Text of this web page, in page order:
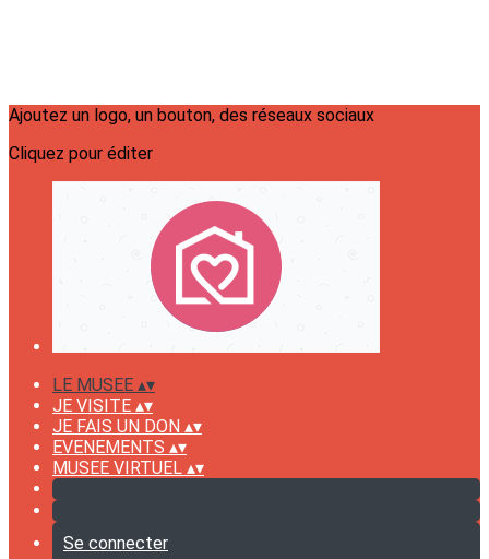
Ajoutez un logo, un bouton, des réseaux sociaux
Cliquez pour éditer
LE MUSEE ▴▾
JE VISITE ▴▾
JE FAIS UN DON ▴▾
EVENEMENTS ▴▾
MUSEE VIRTUEL ▴▾
Se connecter